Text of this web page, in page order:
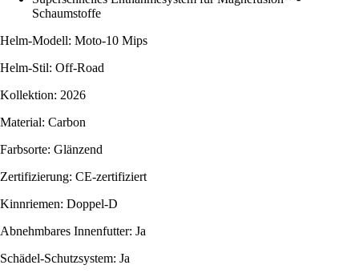
Schaumstoffe
Helm-Modell: Moto-10 Mips
Helm-Stil: Off-Road
Kollektion: 2026
Material: Carbon
Farbsorte: Glänzend
Zertifizierung: CE-zertifiziert
Kinnriemen: Doppel-D
Abnehmbares Innenfutter: Ja
Schädel-Schutzsystem: Ja